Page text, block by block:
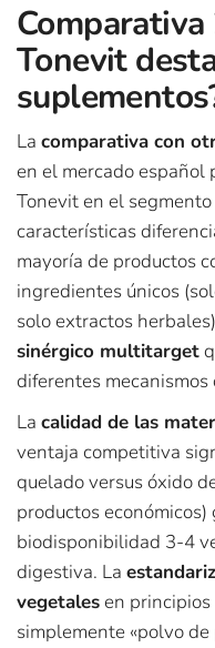
Comparativa
Tonevit
La comparativa con
en el mercado español
Tonevit en el
características
mayoría de productos
ingredientes únicos
solo extractos
sinérgico multitarget
diferentes
La calidad de las
ventaja competitiva
quelado versus óxido
productos económicos)
biodisponibilidad 3-4
digestiva. La
vegetalesen principios
simplemente «polvo